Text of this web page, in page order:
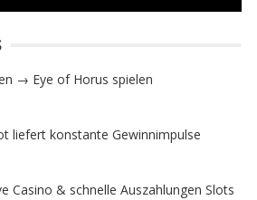
→ Eye of Horus spielen
liefert konstante Gewinnimpulse
Casino & schnelle Auszahlungen Slots